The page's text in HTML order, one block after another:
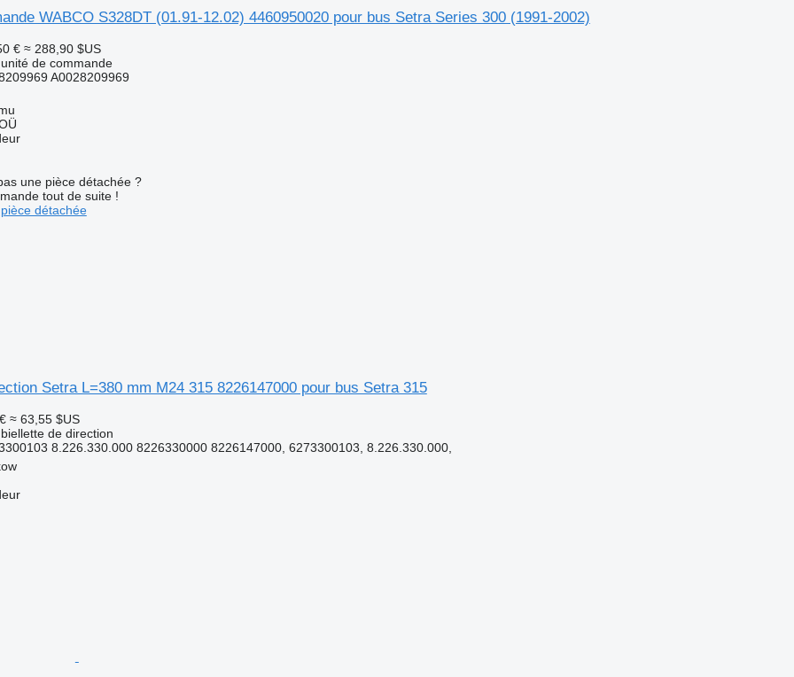
WABCO S328DT (01.91-12.02) 4460950020 pour bus Setra Series 300 (1991-2002)
€ ≈ 288,90 $US
de commande
A0028209969
une pièce détachée ?
tout de suite !
détachée
Setra L=380 mm M24 315 8226147000 pour bus Setra 315
≈ 63,55 $US
de direction
8.226.330.000 8226330000 8226147000, 6273300103, 8.226.330.000,